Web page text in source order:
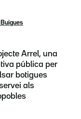
Arrel, una
pública per
botigues
als